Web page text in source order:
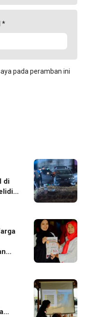
*
pada peramban ini
di